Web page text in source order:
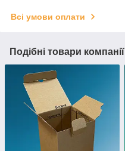
Всі умови оплати
Подібні товари компанії